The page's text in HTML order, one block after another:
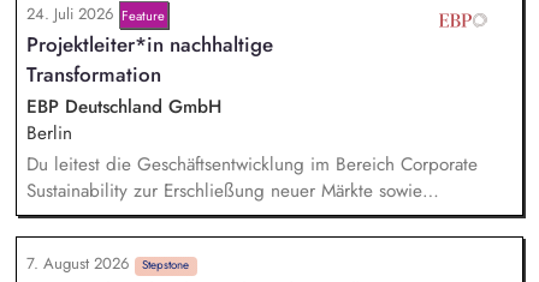
24. Juli 2026 Feature
Projektleiter*in nachhaltige
Transformation
EBP Deutschland GmbH
Berlin
Du leitest die Geschäftsentwicklung im Bereich Corporate
Sustainability zur Erschließung neuer Märkte sowie
Entwicklung von Geschäftsmodellen. Dabei arbeitest du eng
mit einem bestehenden Team zusammen und entwickelst
dieses gemeinsam mit erfahrenen Projektleiter*innen weiter.
7. August 2026 Stepstone